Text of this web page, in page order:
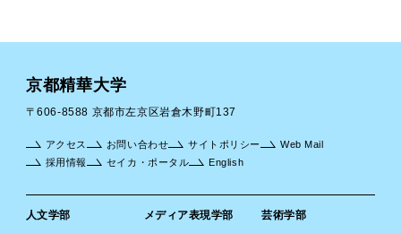
京都精華大学
〒606-8588 京都市左京区岩倉木野町137
人文学部 メディア表現学部 芸術学部
アクセス お問い合わせ サイトポリシー
Web Mail
採用情報
セイカ・ポータル English